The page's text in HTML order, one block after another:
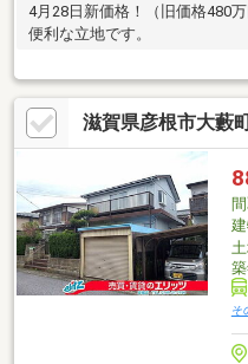
4月28日新価格！（旧価格480
便利な立地です。
滋賀県彦根市大藪
そ